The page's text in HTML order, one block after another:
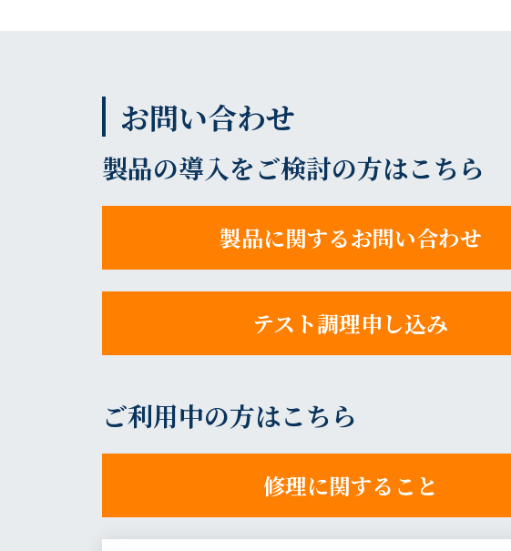
お問い合わせ
製品の導入をご検討の方はこちら
製品に関するお問い合わせ
テスト調理申し込み
ご利用中の方はこちら
修理に関すること